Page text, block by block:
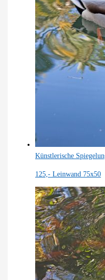
Künstlerische
125,- Leinwand 75x50